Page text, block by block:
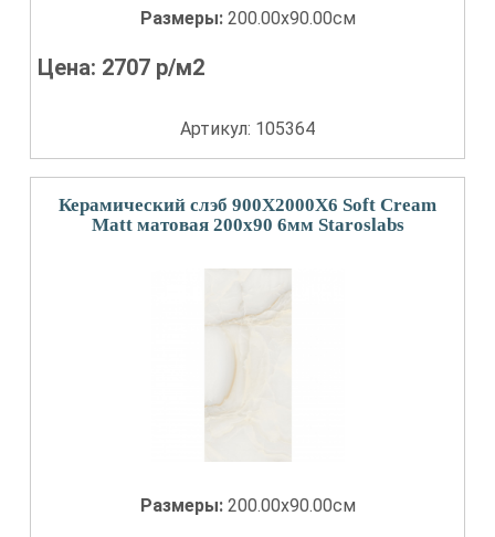
Размеры: 200.00x90.00см
Цена: 2707 р/м2
Артикул: 105364
Керамический слэб 900X2000X6 Soft Cream
Matt матовая 200x90 6мм Staroslabs
Размеры: 200.00x90.00см